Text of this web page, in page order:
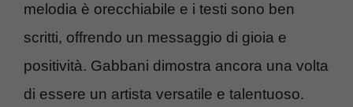
melodia è orecchiabile e i testi sono ben
scritti, offrendo un messaggio di gioia e
positività. Gabbani dimostra ancora una volta
di essere un artista versatile e talentuoso.